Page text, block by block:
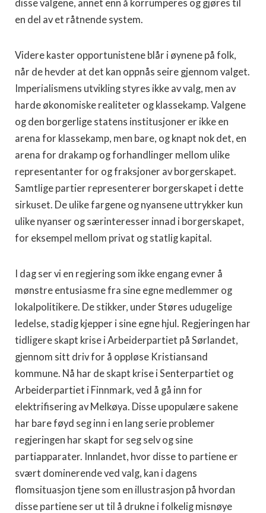
disse valgene, annet enn å korrumperes og gjøres til
en del av et råtnende system.
Videre kaster opportunistene blår i øynene på folk,
når de hevder at det kan oppnås seire gjennom valget.
Imperialismens utvikling styres ikke av valg, men av
harde økonomiske realiteter og klassekamp. Valgene
og den borgerlige statens institusjoner er ikke en
arena for klassekamp, men bare, og knapt nok det, en
arena for drakamp og forhandlinger mellom ulike
representanter for og fraksjoner av borgerskapet.
Samtlige partier representerer borgerskapet i dette
sirkuset. De ulike fargene og nyansene uttrykker kun
ulike nyanser og særinteresser innad i borgerskapet,
for eksempel mellom privat og statlig kapital.
I dag ser vi en regjering som ikke engang evner å
mønstre entusiasme fra sine egne medlemmer og
lokalpolitikere. De stikker, under Støres udugelige
ledelse, stadig kjepper i sine egne hjul. Regjeringen har
tidligere skapt krise i Arbeiderpartiet på Sørlandet,
gjennom sitt driv for å oppløse Kristiansand
kommune. Nå har de skapt krise i Senterpartiet og
Arbeiderpartiet i Finnmark, ved å gå inn for
elektrifisering av Melkøya. Disse upopulære sakene
har bare føyd seg inn i en lang serie problemer
regjeringen har skapt for seg selv og sine
partiapparater. Innlandet, hvor disse to partiene er
svært dominerende ved valg, kan i dagens
flomsituasjon tjene som en illustrasjon på hvordan
disse partiene ser ut til å drukne i folkelig misnøye